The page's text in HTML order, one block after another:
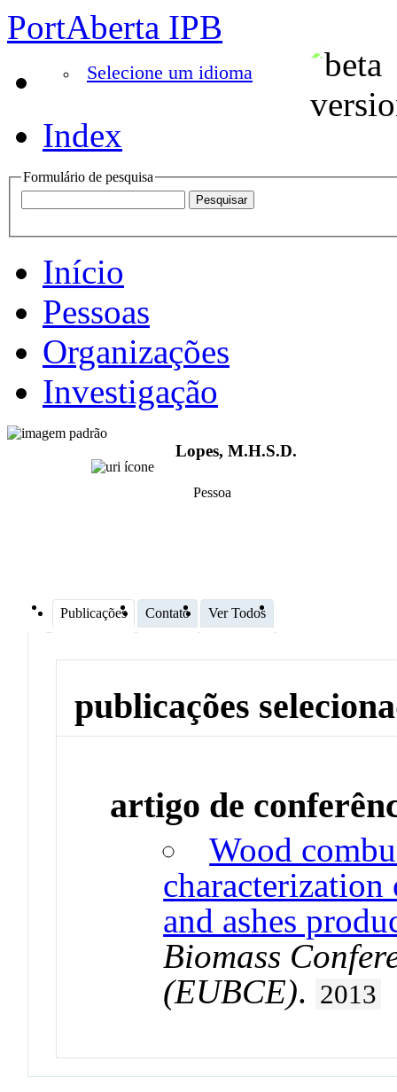
PortAberta IPB
Selecione um idioma
Index
Formulário de pesquisa
Início
Pessoas
Organizações
Investigação
Lopes, M.H.S.D.
Pessoa
Publicações Contato Ver Todos
publicações
artigo de
Wood
and ashes
Biomass
(EUBCE). 2013